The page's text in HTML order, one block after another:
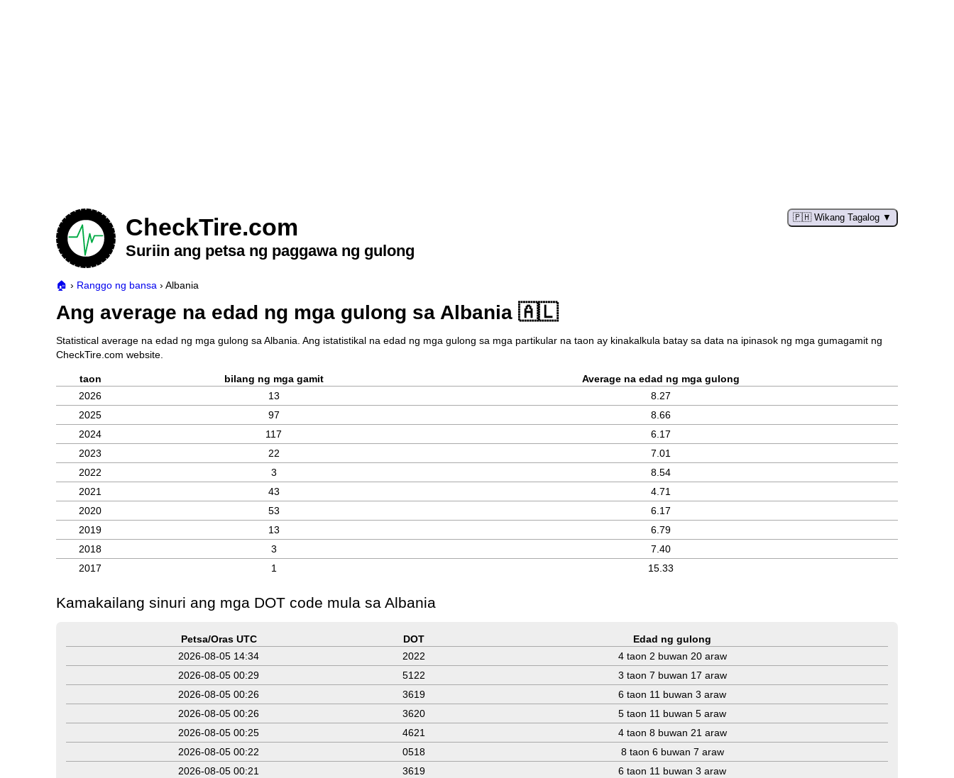
🇵🇭 Wikang Tagalog
CheckTire.com
Suriin ang petsa ng paggawa ng gulong
Ranggo ng bansa Albania
Ang average na edad ng mga gulong sa Albania 🇦🇱
Statistical average na edad ng mga gulong sa Albania. Ang istatistikal na edad ng mga gulong sa mga partikular na taon ay kinakalkula batay sa data na ipinasok ng mga gumagamit ng
CheckTire.com website.
taon bilang ng mga gamit
Average na edad ng mga gulong
2026
13
8.27
2025
97
8.66
2024
117
6.17
2023
22
7.01
2022
3
8.54
2021
43
4.71
2020
53
6.17
2019
13
6.79
2018
3
7.40
2017
1 15.33
Kamakailang sinuri ang mga DOT code mula sa Albania
Petsa/Oras UTC DOT
Edad ng gulong
2026-08-05 14:34
2022
4 taon 2 buwan 20 araw
2026-08-05 00:29
5122
3 taon 7 buwan 17 araw
2026-08-05 00:26
3619
6 taon 11 buwan 3 araw
2026-08-05 00:26
3620
5 taon 11 buwan 5 araw
2026-08-05 00:25
4621
4 taon 8 buwan 21 araw
2026-08-05 00:22
0518
8 taon 6 buwan 7 araw
2026-08-05 00:21
3619
6 taon 11 buwan 3 araw